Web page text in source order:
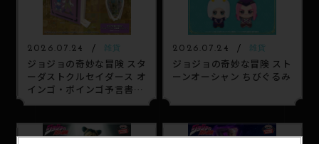
2026.07.24 雑貨
ジョジョの奇妙な冒険 スタ
ーダストクルセイダース オ
インゴ・ボインゴ予言書型
2026.07.24 雑貨
ジョジョの奇妙な冒険 スト
ーンオーシャン ちびぐるみ